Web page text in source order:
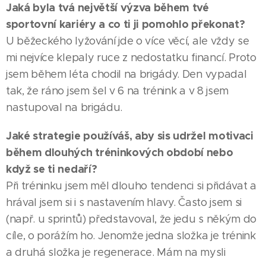
Jaká byla tvá největší výzva během tvé
sportovní kariéry a co ti ji pomohlo překonat?
U běžeckého lyžování jde o více věcí, ale vždy se
mi nejvíce klepaly ruce z nedostatku financí. Proto
jsem během léta chodil na brigády. Den vypadal
tak, že ráno jsem šel v 6 na trénink a v 8 jsem
nastupoval na brigádu.
Jaké strategie používáš, aby sis udržel motivaci
během dlouhých tréninkových období nebo
když se ti nedaří?
Při tréninku jsem měl dlouho tendenci si přidávat a
hrával jsem si i s nastavením hlavy. Často jsem si
(např. u sprintů) představoval, že jedu s někým do
cíle, o porážím ho. Jenomže jedna složka je trénink
a druhá složka je regenerace. Mám na mysli